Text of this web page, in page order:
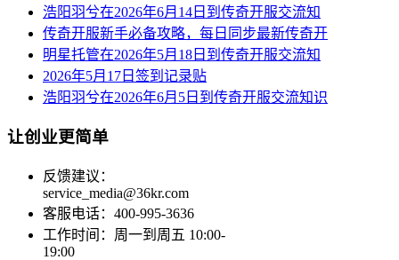
浩阳羽兮在2026年6月14日到传奇开服交流知
传奇开服新手必备攻略，每日同步最新传奇开
明星托管在2026年5月18日到传奇开服交流知
2026年5月17日签到记录贴
浩阳羽兮在2026年6月5日到传奇开服交流知识
让创业更简单
反馈建议：
service_media@36kr.com
客服电话：400-995-3636
工作时间：周一到周五 10:00-
19:00